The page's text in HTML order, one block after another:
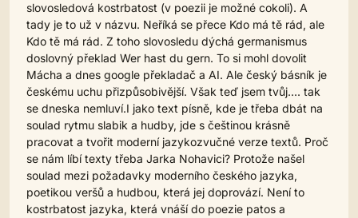
slovosledová kostrbatost (v poezii je možné cokoli). A
tady je to už v názvu. Neříká se přece Kdo má tě rád, ale
Kdo tě má rád. Z toho slovosledu dýchá germanismus
doslovný překlad Wer hast du gern. To si mohl dovolit
Mácha a dnes google překladač a AI. Ale český básník je
českému uchu přizpůsobivější. Však teď jsem tvůj.... tak
se dneska nemluví.I jako text písně, kde je třeba dbát na
soulad rytmu slabik a hudby, jde s češtinou krásně
pracovat a tvořit moderní jazykozvučné verze textů. Proč
se nám líbí texty třeba Jarka Nohavici? Protože našel
soulad mezi požadavky moderního českého jazyka,
poetikou veršů a hudbou, která jej doprovází. Není to
kostrbatost jazyka, která vnáší do poezie patos a